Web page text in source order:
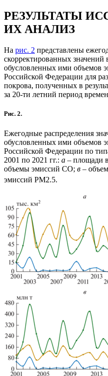
РЕЗУЛЬТАТЫ
ИХ АНАЛИЗ
На рис. 2 представлены
скорректированных
обусловленных ими объемов
Российской Федерации для
покрова, полученных в
за 20-ти летний период
Рис. 2.
Ежегодные распределения
обусловленных ими объемов
Российской Федерации по
2001 по 2021 гг.: а – площади
объемы эмиссий CO; в –
эмиссий PM2.5.